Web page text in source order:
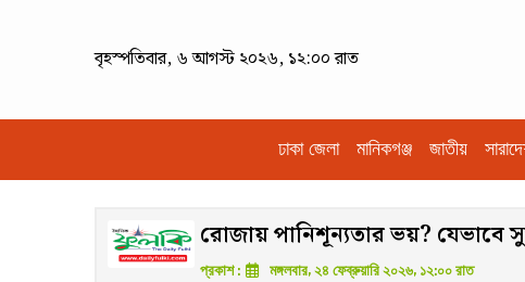
বৃহস্পতিবার, ৬ আগস্ট ২০২৬, ১২:০০ রাত
ঢাকা জেলা মানিকগঞ্জ জাতীয়
রোজায় পানিশূন্যতার ভয়? যেভাবে
প্রকাশ : মঙ্গলবার, ২৪ ফেব্রুয়ারি ২০২৬, ১২:০০ রাত